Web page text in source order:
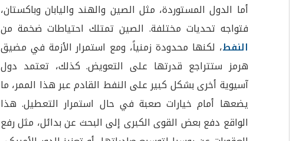
أما الدول المستوردة، مثل الصين والهند واليابان وباكستان،
فتواجه تحديات مختلفة. الصين تمتلك احتياطات ضخمة من
النفط، لكنها محدودة زمنياً، ومع استمرار الأزمة في مضيق
هرمز ستتراجع قدرتها على التعويض. كذلك، تعتمد دول
آسيوية أخرى بشكل كبير على النفط القادم عبر هذا الممر، ما
يضعها أمام خيارات صعبة في حال استمرار التعطيل. هذا
الواقع دفع بعض القوى الكبرى إلى البحث عن بدائل، مثل رفع